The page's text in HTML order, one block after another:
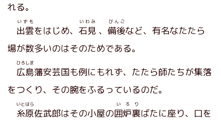
れる。
出雲
いずも
をはじめ、 石見
いわみ
、 備後
びんご
など、有名なたたら
場が数多いのはそのためである。
広島
ひろしま
藩安芸国も例にもれず、たたら師たちが集落
をつくり、その腕をふるっているのだ。
糸原
いとはら
佐武郎はその小屋の囲炉裏
いろり
ばたに座り、口を